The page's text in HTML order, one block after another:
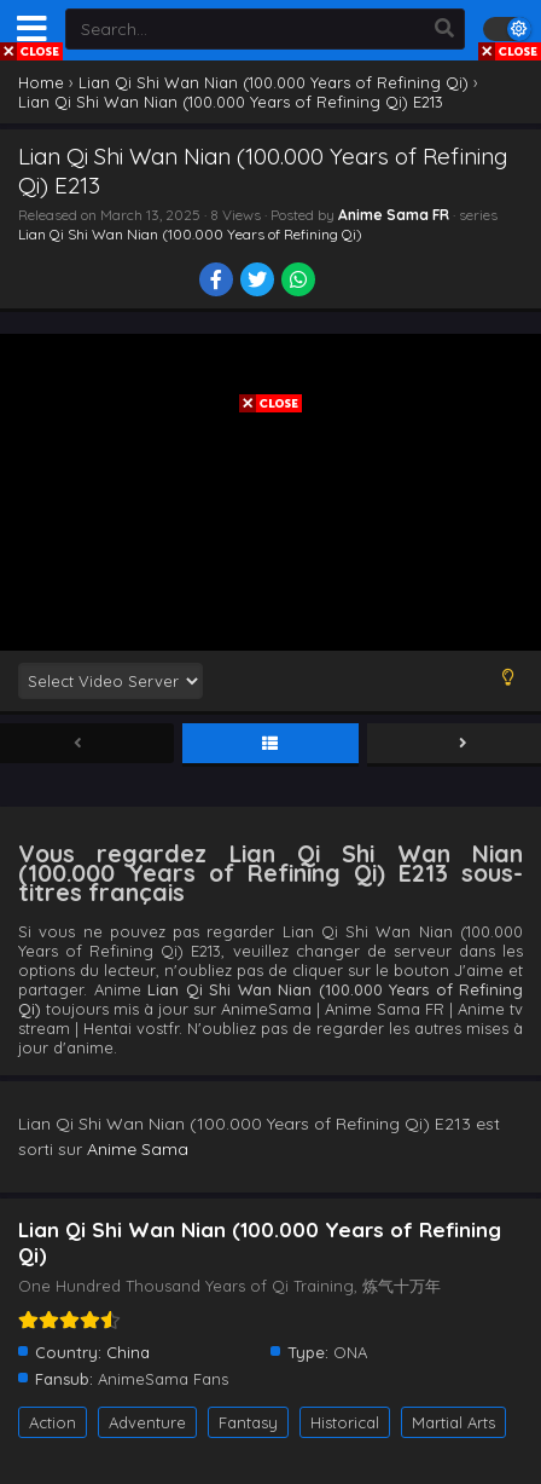
Home › Lian Qi Shi Wan Nian (100.000 Years of Refining Qi) ›
Lian Qi Shi Wan Nian (100.000 Years of Refining Qi) E213
Lian Qi Shi Wan Nian (100.000 Years of Refining
Qi) E213
Released on March 13, 2025 · 8 Views · Posted by Anime Sama FR · series
Lian Qi Shi Wan Nian (100.000 Years of Refining Qi)
Vous regardez Lian Qi Shi Wan Nian
(100.000 Years of Refining Qi) E213 sous-
titres français
Si vous ne pouvez pas regarder Lian Qi Shi Wan Nian (100.000
Years of Refining Qi) E213, veuillez changer de serveur dans les
options du lecteur, n'oubliez pas de cliquer sur le bouton J'aime et
partager. Anime Lian Qi Shi Wan Nian (100.000 Years of Refining
Qi) toujours mis à jour sur AnimeSama | Anime Sama FR | Anime tv
stream | Hentai vostfr. N'oubliez pas de regarder les autres mises à
jour d'anime.
Lian Qi Shi Wan Nian (100.000 Years of Refining Qi) E213 est
sorti sur Anime Sama
Lian Qi Shi Wan Nian (100.000 Years of Refining
Qi)
One Hundred Thousand Years of Qi Training, 炼气十万年
Country: China Type: ONA
Fansub: AnimeSama Fans
Action Adventure Fantasy Historical Martial Arts